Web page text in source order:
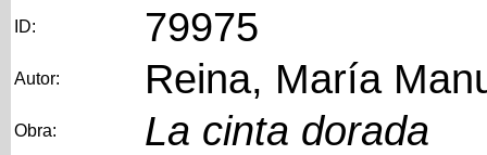
ID: 79975
Autor: Reina, María
Obra: La cinta dorada